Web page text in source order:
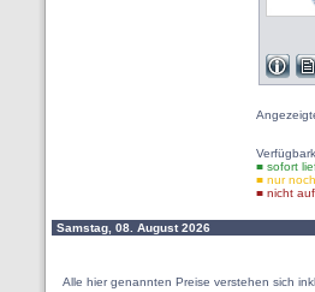
■ sofort
■ nur
■ nicht
Samstag, 08. August 2026
Alle hier genannten Preise verstehen sich